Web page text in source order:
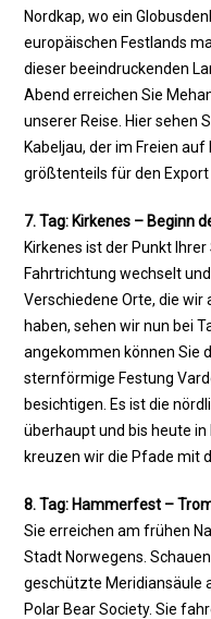
Nordkap, wo ein
europäischen Festlands
dieser beeindruckenden
Abend erreichen Sie
unserer Reise. Hier sehen
Kabeljau, der im Freien
größtenteils für den
7. Tag: Kirkenes – Beginn
Kirkenes ist der Punkt
Fahrtrichtung wechselt
Verschiedene Orte, die
haben, sehen wir nun bei
angekommen können Sie
sternförmige Festung
besichtigen. Es ist die
überhaupt und bis heute
kreuzen wir die Pfade mit
8. Tag: Hammerfest –
Sie erreichen am frühen
Stadt Norwegens.
geschützte Meridiansäule
Polar Bear Society. Sie